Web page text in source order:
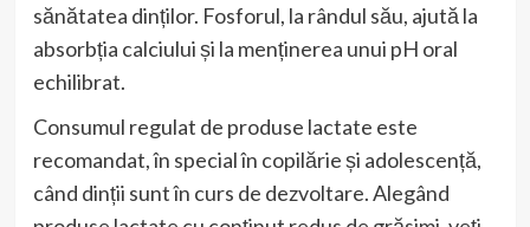
sănătatea dinților. Fosforul, la rândul său, ajută la
absorbția calciului și la menținerea unui pH oral
echilibrat.
Consumul regulat de produse lactate este
recomandat, în special în copilărie și adolescență,
când dinții sunt în curs de dezvoltare. Alegând